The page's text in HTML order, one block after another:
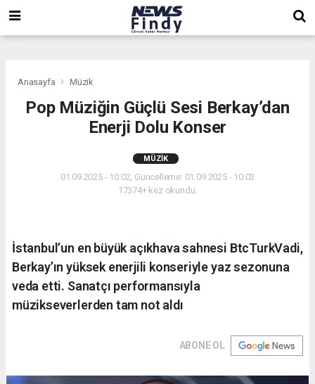
Anasayfa Müzik
Pop Müziğin Güçlü Sesi Berkay’dan
Enerji Dolu Konser
MÜZIK
01.09.2025 - 10:02, Güncelleme: 01.09.2025 - 10:03
17374+ kez okundu.
İstanbul’un en büyük açıkhava sahnesi BtcTurkVadi,
Berkay’ın yüksek enerjili konseriyle yaz sezonuna
veda etti. Sanatçı performansıyla
müzikseverlerden tam not aldı
ABONE OL